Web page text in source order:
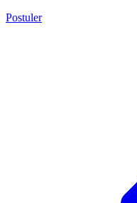
Postuler